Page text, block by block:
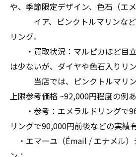
や、季節限定デザイン、色石（エ
イア、ピンクトルマリンなど
リング。
・買取状況：マルピカほど目
は少ないが、ダイヤや色石入りリ
当店では、ピンクトルマリン
上限参考価格 ~92,000円程度の例あ
・参考：エメラルドリングで
リングで90,000円前後などの実績有
・エマーユ（Émail / エナメル）